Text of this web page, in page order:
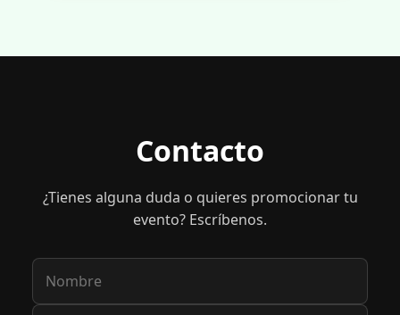
Contacto
¿Tienes alguna duda o quieres promocionar tu
evento? Escríbenos.